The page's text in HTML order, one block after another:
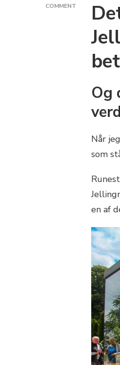
COMMENT
SEVÆRDIGHED
Og
Når
som
en af